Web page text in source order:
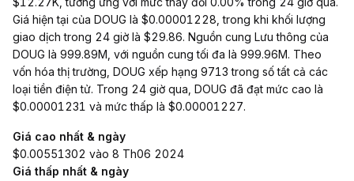
Giá hiện tại của DOUG là $0.00001228, trong khi khối lượng
giao dịch trong 24 giờ là $29.86. Nguồn cung Lưu thông của
DOUG là 999.89M, với nguồn cung tối đa là 999.96M. Theo
vốn hóa thị trường, DOUG xếp hạng 9713 trong số tất cả các
loại tiền điện tử. Trong 24 giờ qua, DOUG đã đạt mức cao là
$0.00001231 và mức thấp là $0.00001227.
Giá cao nhất & ngày
$0.00551302 vào 8 Th06 2024
Giá thấp nhất & ngày